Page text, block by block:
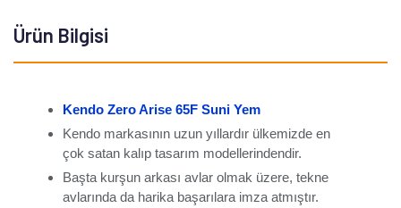
Ürün Bilgisi
Kendo Zero Arise 65F Suni Yem
Kendo markasının uzun yıllardır ülkemizde en
çok satan kalıp tasarım modellerindendir.
Başta kurşun arkası avlar olmak üzere, tekne
avlarında da harika başarılara imza atmıştır.